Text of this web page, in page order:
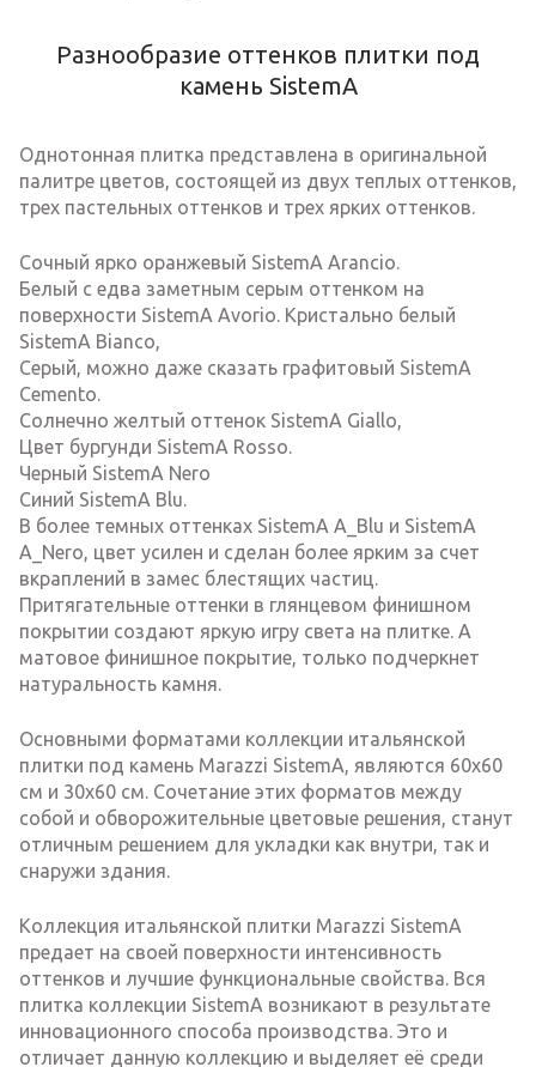
Разнообразие оттенков плитки под
камень SistemA
Однотонная плитка представлена в оригинальной
палитре цветов, состоящей из двух теплых оттенков,
трех пастельных оттенков и трех ярких оттенков.
Сочный ярко оранжевый SistemA Arancio.
Белый с едва заметным серым оттенком на
поверхности SistemA Avorio. Кристально белый
SistemA Bianco,
Серый, можно даже сказать графитовый SistemA
Cemento.
Солнечно желтый оттенок SistemA Giallo,
Цвет бургунди SistemA Rosso.
Черный SistemA Nero
Синий SistemA Blu.
В более темных оттенках SistemA A_Blu и SistemA
A_Nero, цвет усилен и сделан более ярким за счет
вкраплений в замес блестящих частиц.
Притягательные оттенки в глянцевом финишном
покрытии создают яркую игру света на плитке. А
матовое финишное покрытие, только подчеркнет
натуральность камня.
Основными форматами коллекции итальянской
плитки под камень Marazzi SistemA, являются 60х60
см и 30х60 см. Сочетание этих форматов между
собой и обворожительные цветовые решения, станут
отличным решением для укладки как внутри, так и
снаружи здания.
Коллекция итальянской плитки Marazzi SistemA
предает на своей поверхности интенсивность
оттенков и лучшие функциональные свойства. Вся
плитка коллекции SistemA возникают в результате
инновационного способа производства. Это и
отличает данную коллекцию и выделяет её среди